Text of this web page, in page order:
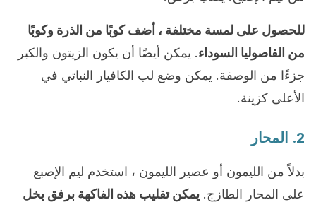
للحصول على لمسة مختلفة ، أضف كوبًا من الذرة وكوبًا
من الفاصوليا السوداء. يمكن أيضًا أن يكون الزيتون والكبر
جزءًا من الوصفة. يمكن وضع لب الكافيار النباتي في
الأعلى كزينة.
2. المحار
بدلاً من الليمون أو عصير الليمون ، استخدم ليم الإصبع
على المحار الطازج. يمكن تقليب هذه الفاكهة برفق بخل